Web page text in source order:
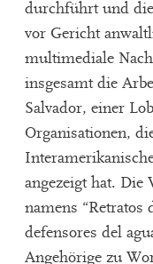
durchführt und
vor Gericht
multimediale
insgesamt die
Salvador, einer
Organisationen,
angezeigt hat. Die
namens “Retratos
defensores del
Angehörige zu